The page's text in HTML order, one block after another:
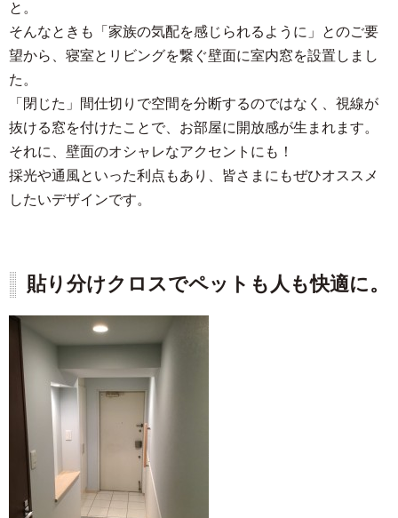
と。
そんなときも「家族の気配を感じられるように」とのご要
望から、寝室とリビングを繋ぐ壁面に室内窓を設置しまし
た。
「閉じた」間仕切りで空間を分断するのではなく、視線が
抜ける窓を付けたことで、お部屋に開放感が生まれます。
それに、壁面のオシャレなアクセントにも！
採光や通風といった利点もあり、皆さまにもぜひオススメ
したいデザインです。
貼り分けクロスでペットも人も快適に。